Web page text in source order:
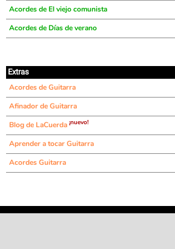
Acordes de El viejo comunista
Acordes de Días de verano
Extras
Acordes de Guitarra
Afinador de Guitarra
Blog de LaCuerda ¡nuevo!
Aprender a tocar Guitarra
Acordes Guitarra